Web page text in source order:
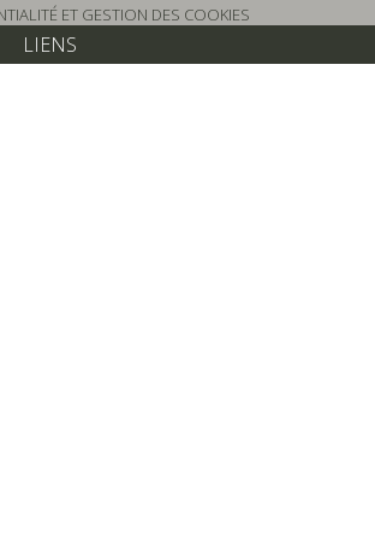
ET GESTION DES COOKIES
LIENS